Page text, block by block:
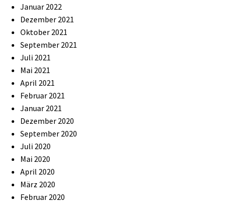
Januar 2022
Dezember 2021
Oktober 2021
September 2021
Juli 2021
Mai 2021
April 2021
Februar 2021
Januar 2021
Dezember 2020
September 2020
Juli 2020
Mai 2020
April 2020
März 2020
Februar 2020